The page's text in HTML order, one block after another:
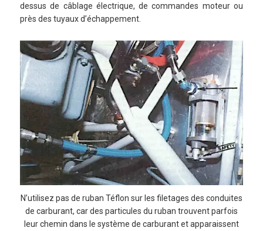
dessus de câblage électrique, de commandes moteur ou
près des tuyaux d’échappement.
N’utilisez pas de ruban Téflon sur les filetages des conduites
de carburant, car des particules du ruban trouvent parfois
leur chemin dans le système de carburant et apparaissent